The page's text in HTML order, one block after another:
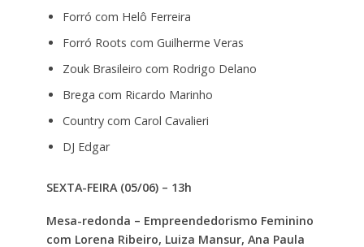
Forró com Helô Ferreira
Forró Roots com Guilherme Veras
Zouk Brasileiro com Rodrigo Delano
Brega com Ricardo Marinho
Country com Carol Cavalieri
DJ Edgar
SEXTA-FEIRA (05/06) – 13h
Mesa-redonda – Empreendedorismo Feminino
com Lorena Ribeiro, Luiza Mansur, Ana Paula